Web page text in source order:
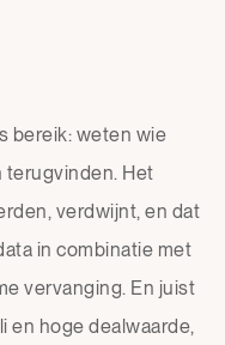
bereik: weten wie
terugvinden. Het
verdwijnt, en dat
in combinatie met
vervanging. En juist
en hoge dealwaarde,